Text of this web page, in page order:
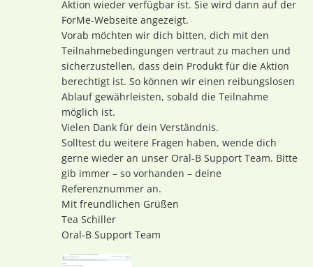
Aktion wieder verfügbar ist. Sie wird dann auf der
ForMe-Webseite angezeigt.
Vorab möchten wir dich bitten, dich mit den
Teilnahmebedingungen vertraut zu machen und
sicherzustellen, dass dein Produkt für die Aktion
berechtigt ist. So können wir einen reibungslosen
Ablauf gewährleisten, sobald die Teilnahme
möglich ist.
Vielen Dank für dein Verständnis.
Solltest du weitere Fragen haben, wende dich
gerne wieder an unser Oral-B Support Team. Bitte
gib immer – so vorhanden – deine
Referenznummer an.
Mit freundlichen Grüßen
Tea Schiller
Oral-B Support Team